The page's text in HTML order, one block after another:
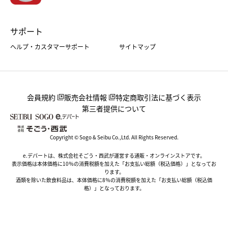
サポート
ヘルプ・カスタマーサポート サイトマップ
会員規約 販売会社情報
特定商取引法に基づく表示
第三者提供について
Copyright © Sogo & Seibu Co.,Ltd. All Rights Reserved.
e.デパートは、株式会社そごう・西武が運営する通販・オンラインストアです。
表示価格は本体価格に10％の消費税額を加えた「お支払い総額（税込価格）」となってお
ります。
酒類を除いた飲食料品は、本体価格に8％の消費税額を加えた「お支払い総額（税込価
格）」となっております。